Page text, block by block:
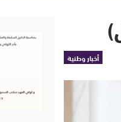
أخبار وطنية